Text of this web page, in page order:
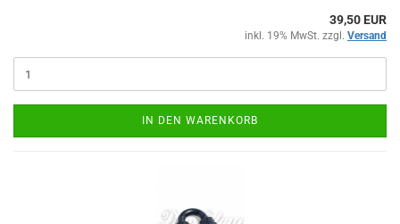
39,50 EUR
inkl. 19% MwSt. zzgl. Versand
IN DEN WARENKORB